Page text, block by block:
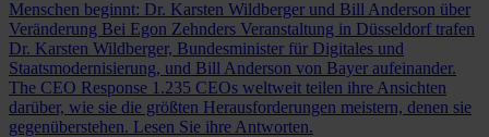
Menschen beginnt: Dr. Karsten Wildberger und Bill Anderson über
Veränderung Bei Egon Zehnders Veranstaltung in Düsseldorf trafen
Dr. Karsten Wildberger, Bundesminister für Digitales und
Staatsmodernisierung, und Bill Anderson von Bayer aufeinander.
The CEO Response 1.235 CEOs weltweit teilen ihre Ansichten
darüber, wie sie die größten Herausforderungen meistern, denen sie
gegenüberstehen. Lesen Sie ihre Antworten.